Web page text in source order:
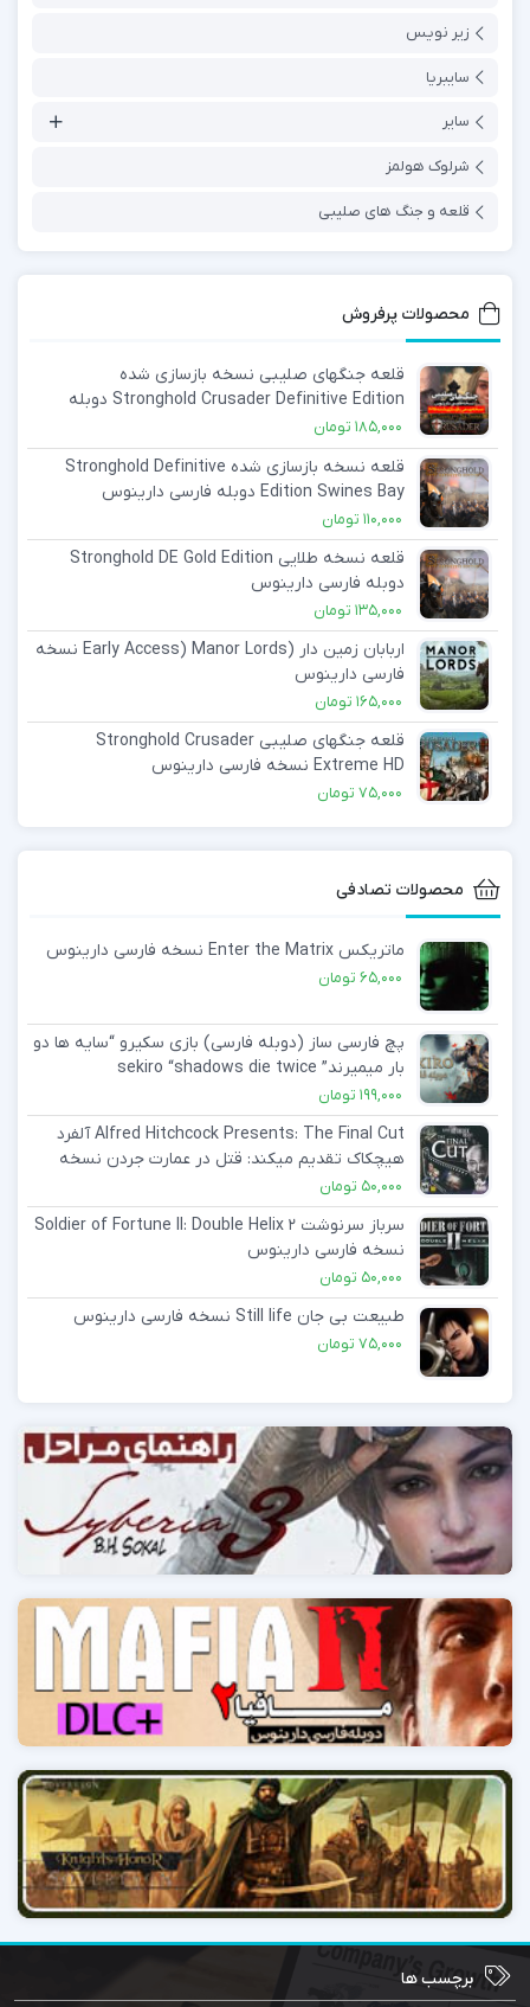
زیر نویس
سایبریا
سایر
شرلوک هولمز
قلعه و جنگ های صلیبی
محصولات پرفروش
قلعه جنگهای صلیبی نسخه بازسازی شده
Stronghold Crusader Definitive Edition دوبله
فارسی دارینوس
185,000 تومان
قلعه نسخه بازسازی شده Stronghold Definitive
Edition Swines Bay دوبله فارسی دارینوس
110,000 تومان
قلعه نسخه طلایی Stronghold DE Gold Edition
دوبله فارسی دارینوس
135,000 تومان
اربابان زمین دار (Early Access) Manor Lords نسخه
فارسی دارینوس
165,000 تومان
قلعه جنگهای صلیبی Stronghold Crusader
Extreme HD نسخه فارسی دارینوس
75,000 تومان
محصولات تصادفی
ماتریکس Enter the Matrix نسخه فارسی دارینوس
65,000 تومان
پچ فارسی ساز (دوبله فارسی) بازی سکیرو “سایه ها دو
بار میمیرند” sekiro “shadows die twice
199,000 تومان
Alfred Hitchcock Presents: The Final Cut آلفرد
هیچکاک تقدیم میکند: قتل در عمارت جردن نسخه
فارسی دارینوس
50,000 تومان
سرباز سرنوشت ۲ Soldier of Fortune II: Double Helix
نسخه فارسی دارینوس
50,000 تومان
طبیعت بی جان Still life نسخه فارسی دارینوس
75,000 تومان
برچسب ها